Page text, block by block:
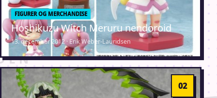
FIGURER OG MERCHANDISE
Hoshikuzu Witch Meruru nendoroid
13. december 2012 · Erik Weber-Lauridsen